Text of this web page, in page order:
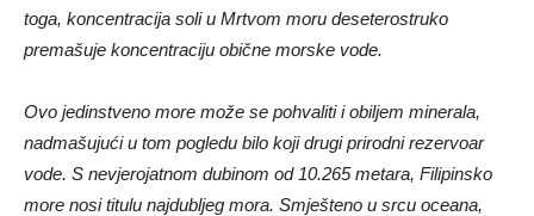
toga, koncentracija soli u Mrtvom moru deseterostruko
premašuje koncentraciju obične morske vode.
Ovo jedinstveno more može se pohvaliti i obiljem minerala,
nadmašujući u tom pogledu bilo koji drugi prirodni rezervoar
vode. S nevjerojatnom dubinom od 10.265 metara, Filipinsko
more nosi titulu najdubljeg mora. Smješteno u srcu oceana,